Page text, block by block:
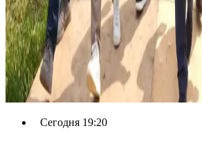
Сегодня 19:20